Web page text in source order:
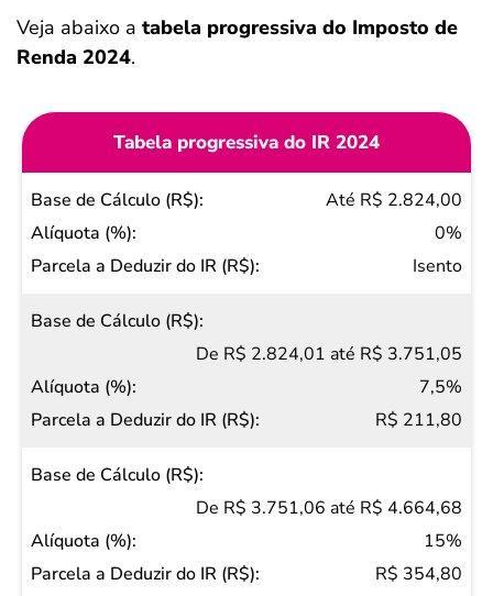
Veja abaixo a tabela progressiva do Imposto de
Renda 2024.
Tabela progressiva do IR 2024
Base
de
Cálculo
Alíquota
Parcela
a
Deduzir
(R$)
Até R$ 2.824,00
0%
Isento
De R$ 2.824,01 até R$ 3.751,05
7,5%
R$ 211,80
De R$ 3.751,06 até R$ 4.664,68
15%
R$ 354,80